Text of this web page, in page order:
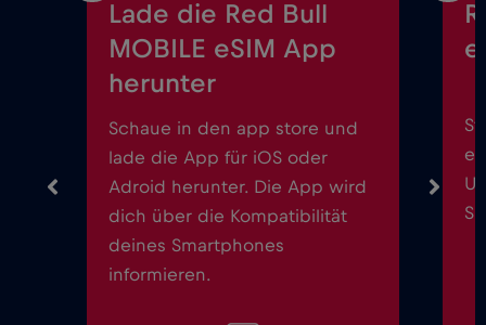
Lade die Red Bull
MOBILE eSIM App
herunter
Schaue in den app store und
lade die App für iOS oder
Adroid herunter. Die App wird
dich über die Kompatibilität
deines Smartphones
informieren.